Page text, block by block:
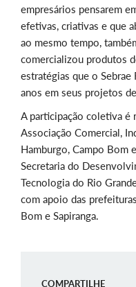
empresários pensarem
efetivas, criativas e que
ao mesmo tempo,
comercializou produtos
estratégias que o
anos em seus projetos
A participação coletiva é
Associação Comercial,
Hamburgo, Campo Bom
Secretaria do
Tecnologia do Rio
com apoio das
Bom e Sapiranga.
COMPARTILHE